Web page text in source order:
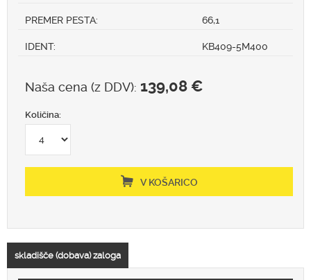
PREMER PESTA: 66,1
IDENT: KB409-5M400
Naša cena (z DDV): 139,08 €
Količina:
V KOŠARICO
skladišče (dobava) zaloga